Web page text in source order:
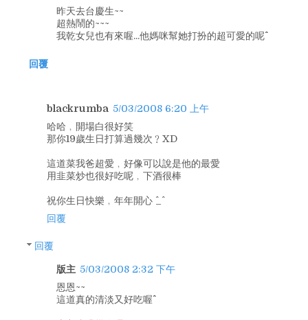
昨天去台慶生~~
超熱鬧的~~~
我乾女兒也有來喔...他媽咪幫她打扮的超可愛的呢^^
回覆
blackrumba 5/03/2008 6:20 上午
哈哈﹐開場白很好笑
那你19歲生日打算過幾次﹖XD
這道菜我爸超愛﹐好像可以說是他的最愛
用韭菜炒也很好吃呢﹐下酒很棒
祝你生日快樂﹐年年開心 ^_^
回覆
回覆
版主 5/03/2008 2:32 下午
恩恩~~
這道真的清淡又好吃喔^^